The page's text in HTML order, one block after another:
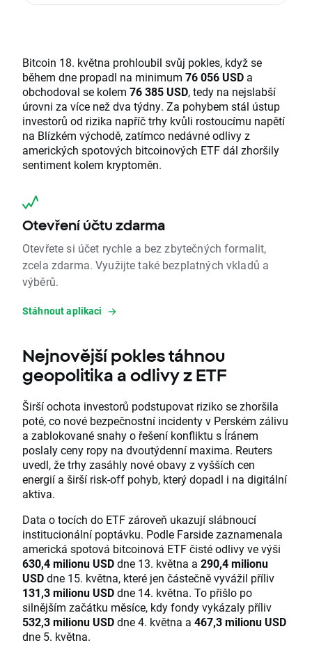
Bitcoin 18. května prohloubil svůj pokles, když se
během dne propadl na minimum 76 056 USD a
obchodoval se kolem 76 385 USD, tedy na nejslabší
úrovni za více než dva týdny. Za pohybem stál ústup
investorů od rizika napříč trhy kvůli rostoucímu napětí
na Blízkém východě, zatímco nedávné odlivy z
amerických spotových bitcoinových ETF dál zhoršily
sentiment kolem kryptoměn.
Otevření účtu zdarma
Otevřete si účet rychle a bez zbytečných formalit,
zcela zdarma. Využijte také bezplatných vkladů a
výběrů.
Stáhnout aplikaci
Nejnovější pokles táhnou
geopolitika a odlivy z ETF
Širší ochota investorů podstupovat riziko se zhoršila
poté, co nové bezpečnostní incidenty v Perském zálivu
a zablokované snahy o řešení konfliktu s Íránem
poslaly ceny ropy na dvoutýdenní maxima. Reuters
uvedl, že trhy zasáhly nové obavy z vyšších cen
energií a širší risk-off pohyb, který dopadl i na digitální
aktiva.
Data o tocích do ETF zároveň ukazují slábnoucí
institucionální poptávku. Podle Farside zaznamenala
americká spotová bitcoinová ETF čisté odlivy ve výši
630,4 milionu USDdne 13. května a 290,4 milionu
USDdne 15. května, které jen částečně vyvážil příliv
131,3 milionu USDdne 14. května. To přišlo po
silnějším začátku měsíce, kdy fondy vykázaly příliv
532,3 milionu USDdne 4. května a 467,3 milionu USD
dne 5. května.